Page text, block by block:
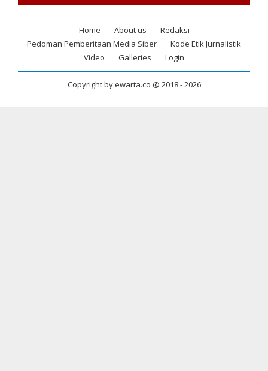
Footer
Home About us
Redaksi
Pedoman Pemberitaan Media Siber
Kode Etik Jurnalistik
Video
Galleries Login
Copyright by ewarta.co @ 2018 -2026